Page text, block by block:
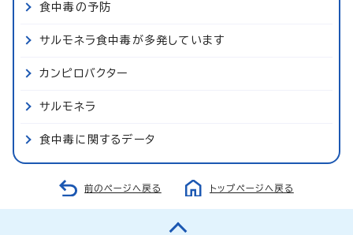
食中毒の予防
サルモネラ食中毒が多発しています
カンピロバクター
サルモネラ
食中毒に関するデータ
前のページへ戻る トップページへ戻る